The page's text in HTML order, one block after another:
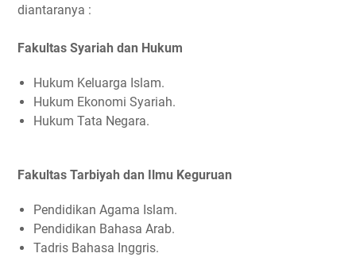
diantaranya :
Fakultas Syariah dan Hukum
Hukum Keluarga Islam.
Hukum Ekonomi Syariah.
Hukum Tata Negara.
Fakultas Tarbiyah dan Ilmu Keguruan
Pendidikan Agama Islam.
Pendidikan Bahasa Arab.
Tadris Bahasa Inggris.